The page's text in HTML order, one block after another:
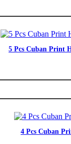
5 Pcs Cuban Print
4 Pcs Cuban